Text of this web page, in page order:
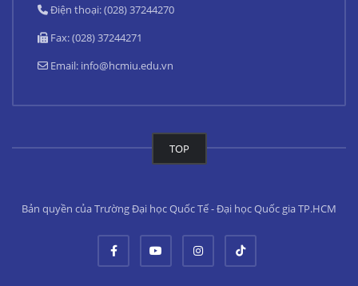
Điện thoại: (028) 37244270
Fax: (028) 37244271
Email: info@hcmiu.edu.vn
TOP
Bản quyền của Trường Đại học Quốc Tế - Đại học Quốc gia TP.HCM